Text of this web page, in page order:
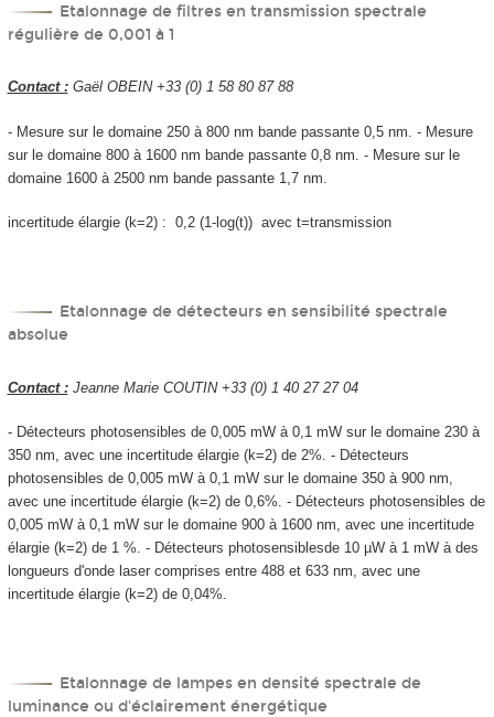
Etalonnage de filtres en transmission spectrale
régulière de 0,001 à 1
Contact :Gaël OBEIN +33 (0) 1 58 80 87 88
- Mesure sur le domaine 250 à 800 nm bande passante 0,5 nm. - Mesure
sur le domaine 800 à 1600 nm bande passante 0,8 nm. - Mesure sur le
domaine 1600 à 2500 nm bande passante 1,7 nm.
incertitude élargie (k=2) : 0,2 (1-log(t)) avec t=transmission
Etalonnage de détecteurs en sensibilité spectrale
absolue
Contact :Jeanne Marie COUTIN +33 (0) 1 40 27 27 04
- Détecteurs photosensibles de 0,005 mW à 0,1 mW sur le domaine 230 à
350 nm, avec une incertitude élargie (k=2) de 2%. - Détecteurs
photosensibles de 0,005 mW à 0,1 mW sur le domaine 350 à 900 nm,
avec une incertitude élargie (k=2) de 0,6%. - Détecteurs photosensibles de
0,005 mW à 0,1 mW sur le domaine 900 à 1600 nm, avec une incertitude
élargie (k=2) de 1 %. - Détecteurs photosensiblesde 10 µW à 1 mW à des
longueurs d'onde laser comprises entre 488 et 633 nm, avec une
incertitude élargie (k=2) de 0,04%.
Etalonnage de lampes en densité spectrale de
luminance ou d'éclairement énergétique